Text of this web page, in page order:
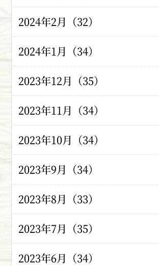
2024年2月（32）
2024年1月（34）
2023年12月（35）
2023年11月（34）
2023年10月（34）
2023年9月（34）
2023年8月（33）
2023年7月（35）
2023年6月（34）